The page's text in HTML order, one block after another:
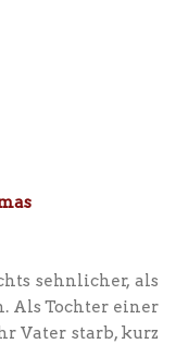
sehnlicher, als
Als Tochter einer
Vater starb, kurz